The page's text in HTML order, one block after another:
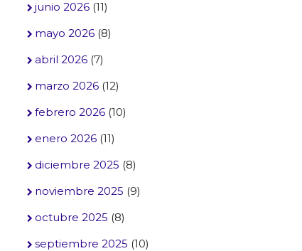
junio 2026 (11)
mayo 2026 (8)
abril 2026 (7)
marzo 2026 (12)
febrero 2026 (10)
enero 2026 (11)
diciembre 2025 (8)
noviembre 2025 (9)
octubre 2025 (8)
septiembre 2025 (10)